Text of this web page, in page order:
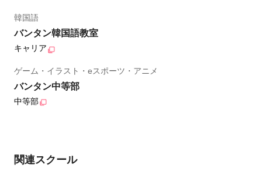
韓国語
バンタン韓国語教室
キャリア
ゲーム・イラスト・eスポーツ・アニメ
バンタン中等部
中等部
関連スクール